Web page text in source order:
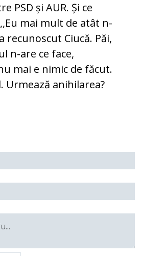
PSD și AUR. Și ce
mai mult de atât n-
recunoscut Ciucă. Păi,
n-are ce face,
mai e nimic de făcut.
Urmează anihilarea?